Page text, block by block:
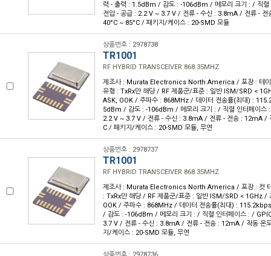
력 - 출력 : 1.5dBm / 감도 : -106dBm / 메모리 크기 : / 직
전압 - 공급 : 2.2 V ~ 3.7 V / 전류 - 수신 : 3.8mA / 전류 -
40°C ~ 85°C / 패키지/케이스 : 20-SMD 모듈
상품번호 : 2978738
TR1001
RF HYBRID TRANSCEIVER 868.35MHZ
제조사 : Murata Electronics North America / 포장 : 테
유형 : TxRx만 해당 / RF 제품군/표준 : 일반 ISM/SRD <
ASK, OOK / 주파수 : 868MHz / 데이터 전송률(최대) :
5dBm / 감도 : -106dBm / 메모리 크기 : / 직렬 인터페이스
2.2 V ~ 3.7 V / 전류 - 수신 : 3.8mA / 전류 - 전송 : 12mA /
C / 패키지/케이스 : 20-SMD 모듈, 무연
상품번호 : 2978737
TR1001
RF HYBRID TRANSCEIVER 868.35MHZ
제조사 : Murata Electronics North America / 포장 : 컷
: TxRx만 해당 / RF 제품군/표준 : 일반 ISM/SRD < 1GHz /
OOK / 주파수 : 868MHz / 데이터 전송률(최대) :
/ 감도 : -106dBm / 메모리 크기 : / 직렬 인터페이스 : /
3.7 V / 전류 - 수신 : 3.8mA / 전류 - 전송 : 12mA / 작동 온
지/케이스 : 20-SMD 모듈, 무연